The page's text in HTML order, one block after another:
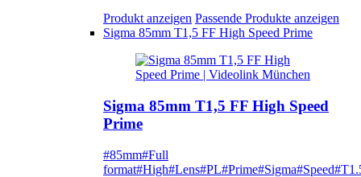
Produkt anzeigen Passende Produkte anzeigen
Sigma 85mm T1,5 FF High Speed Prime
Sigma 85mm T1,5 FF High Speed
Prime
#85mm#Full
format#High#Lens#PL#Prime#Sigma#Speed